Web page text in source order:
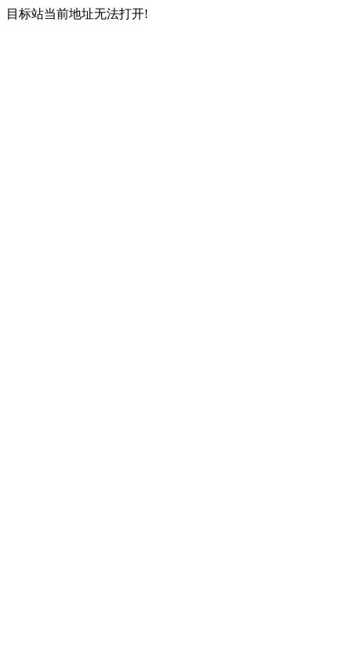
目标站当前地址无法打开!